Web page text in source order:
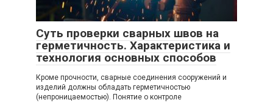
Суть проверки сварных швов на
герметичность. Характеристика и
технология основных способов
Кроме прочности, сварные соединения сооружений и
изделий должны обладать герметичностью
(непроницаемостью). Понятие о контроле